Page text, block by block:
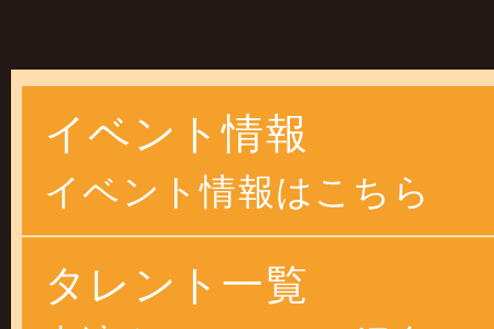
2025年03月14日
２０２５年４月より物
恐縮ですが
イベント情報
イベント情報はこちら
タレント一覧